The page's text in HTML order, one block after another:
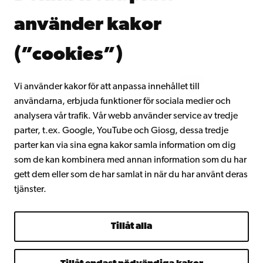
använder kakor
(”cookies”)
Vi använder kakor för att anpassa innehållet till
användarna, erbjuda funktioner för sociala medier och
analysera vår trafik. Vår webb använder service av tredje
parter, t.ex. Google, YouTube och Giosg, dessa tredje
parter kan via sina egna kakor samla information om dig
som de kan kombinera med annan information som du har
gett dem eller som de har samlat in när du har använt deras
tjänster.
Tillåt alla
Gå med i Åbo Akademis alumnnätverk
Intranätet
Facebook InstagramYouTube LinkedIn Blog Snapchat